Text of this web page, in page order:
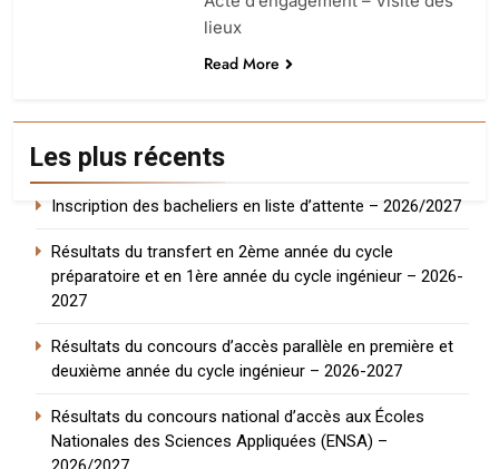
lieux
Read More
Les plus récents
Inscription des bacheliers en liste d’attente – 2026/2027
Résultats du transfert en 2ème année du cycle
préparatoire et en 1ère année du cycle ingénieur – 2026-
2027
Résultats du concours d’accès parallèle en première et
deuxième année du cycle ingénieur – 2026-2027
Résultats du concours national d’accès aux Écoles
Nationales des Sciences Appliquées (ENSA) –